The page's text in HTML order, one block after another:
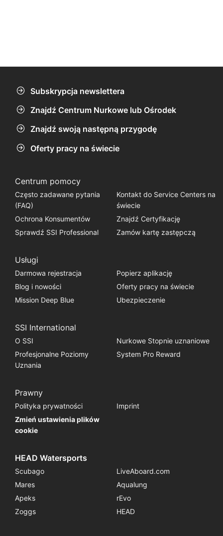
Subskrypcja newslettera
Znajdź Centrum Nurkowe lub Ośrodek
Znajdź swoją następną przygodę
Oferty pracy na świecie
Centrum pomocy
Często zadawane pytania
(FAQ)
Kontakt do Service Centers na
świecie
Ochrona Konsumentów
Znajdź Certyfikację
Sprawdź SSI Professional
Zamów kartę zastępczą
Usługi
Darmowa rejestracja
Popierz aplikację
Blog i nowości
Oferty pracy na świecie
Mission Deep Blue
Ubezpieczenie
SSI International
O SSI
Nurkowe Stopnie uznaniowe
Profesjonalne Poziomy
Uznania
System Pro Reward
Prawny
Polityka prywatności
Imprint
Zmień ustawienia plików
cookie
HEAD Watersports
Scubago
LiveAboard.com
Mares
Aqualung
Apeks
rEvo
Zoggs
HEAD